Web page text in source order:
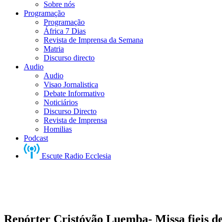
Sobre nós
Programação
Programação
África 7 Dias
Revista de Imprensa da Semana
Matria
Discurso directo
Audio
Audio
Visao Jornalistica
Debate Informativo
Noticiários
Discurso Directo
Revista de Imprensa
Homilias
Podcast
Escute Radio Ecclesia
Repórter Cristóvão Luemba- Missa fieis